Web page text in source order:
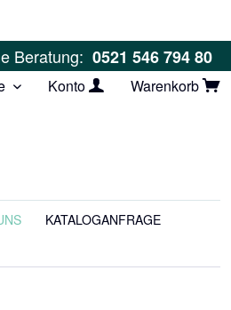
Beratung: 0521 546 794 80
Konto Warenkorb
KATALOGANFRAGE